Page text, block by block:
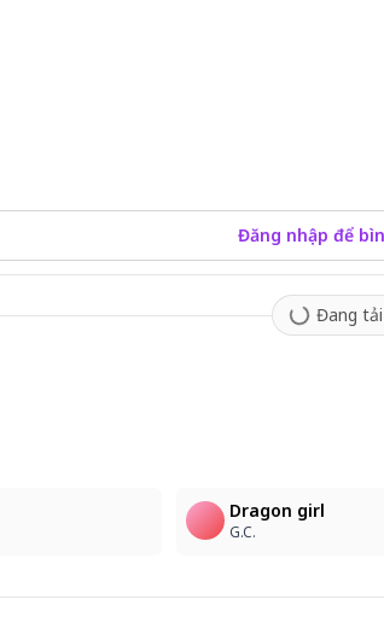
Đăng nhập để
Đang tải
Dragon girl
G.C.